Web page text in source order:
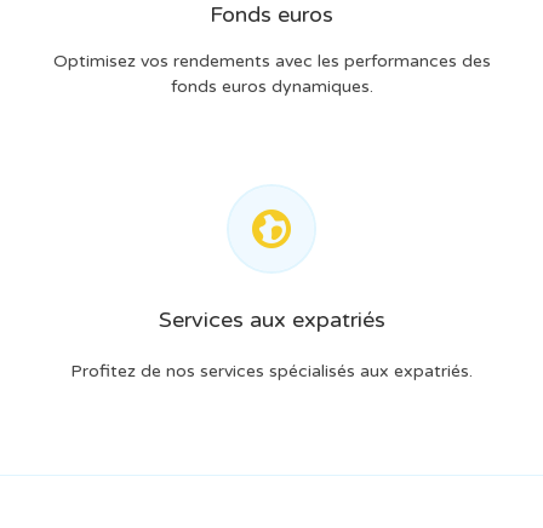
Fonds euros
Optimisez vos rendements avec les performances des
fonds euros dynamiques.
Services aux expatriés
Profitez de nos services spécialisés aux expatriés.